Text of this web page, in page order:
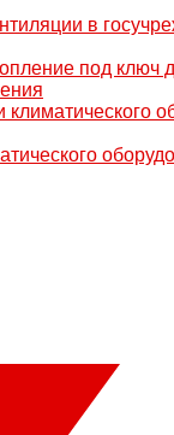
в
под ключ